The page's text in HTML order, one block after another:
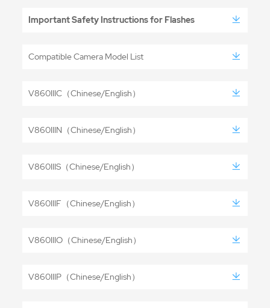
Important Safety Instructions for Flashes
Compatible Camera Model List
V860IIIC（Chinese/English）
V860IIIN（Chinese/English）
V860IIIS（Chinese/English）
V860IIIF（Chinese/English）
V860IIIO（Chinese/English）
V860IIIP（Chinese/English）